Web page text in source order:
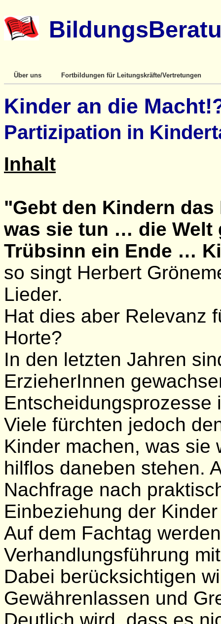
Über uns Fortbildungen für Leitungskräfte/Vertretungen
Kinder an die
Partizipation in
Inhalt
"Gebt den Kindern
was sie tun … die Welt
Trübsinn ein Ende …
so singt Herbert
Lieder.
Hat dies aber Relevanz
Horte?
In den letzten Jahren
ErzieherInnen
Viele fürchten jedoch
Kinder machen, was sie
hilflos daneben stehen.
Nachfrage nach
Einbeziehung der
Auf dem Fachtag
Verhandlungsführung
Dabei berücksichtigen
Gewährenlassen und